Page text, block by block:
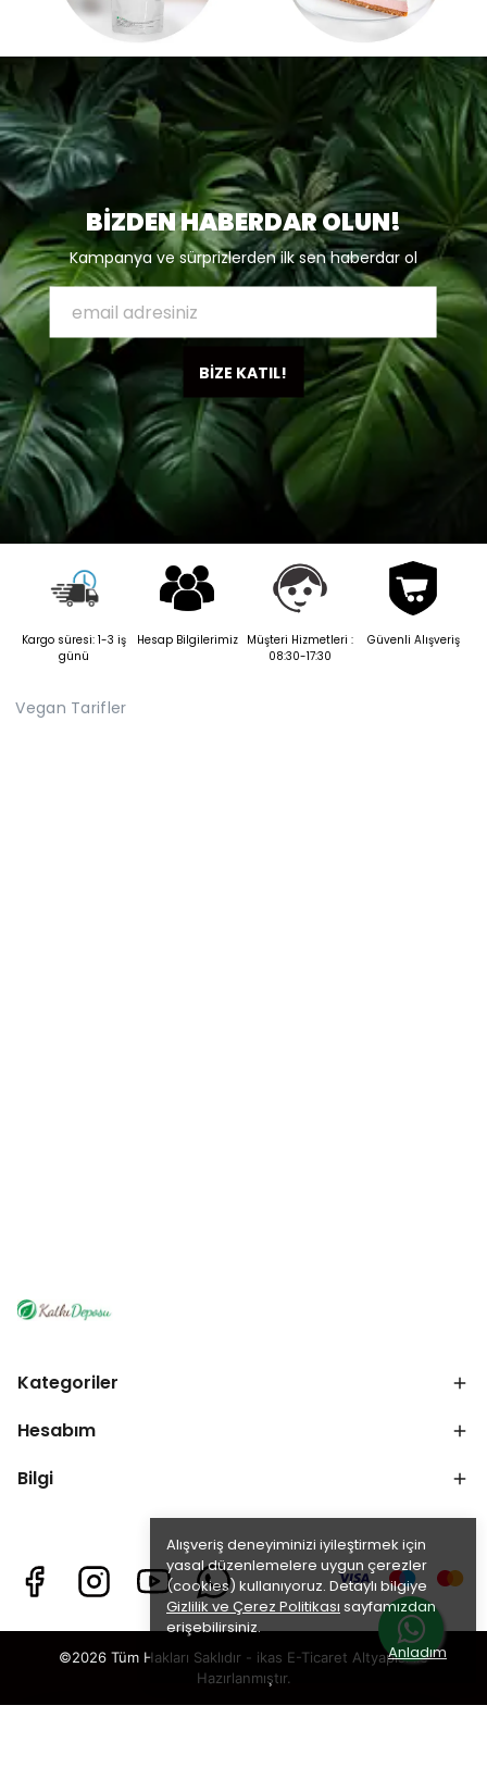
Alışveriş deneyiminizi iyileştirmek için
yasal düzenlemelere uygun çerezler
(cookies) kullanıyoruz. Detaylı bilgiye
Gizlilik ve Çerez Politikası sayfamızdan
erişebilirsiniz.
Anladım
BİZDEN HABERDAR OLUN!
Kampanya ve sürprizlerden ilk sen haberdar ol
BİZE KATIL!
Kargo süresi: 1-3 iş
günü
Hesap Bilgilerimiz
Müşteri Hizmetleri :
08:30-17:30
Güvenli Alışveriş
Vegan Tarifler
Kategoriler
Hesabım
Bilgi
©2026 Tüm Hakları Saklıdır - ikas E-Ticaret Altyapısı ile
Hazırlanmıştır.